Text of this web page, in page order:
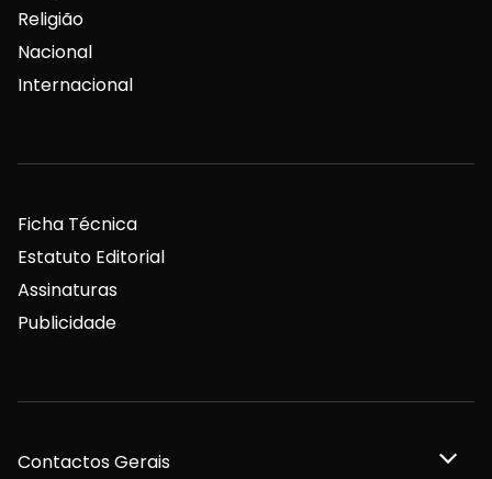
Religião
Nacional
Internacional
Ficha Técnica
Estatuto Editorial
Assinaturas
Publicidade
Contactos Gerais